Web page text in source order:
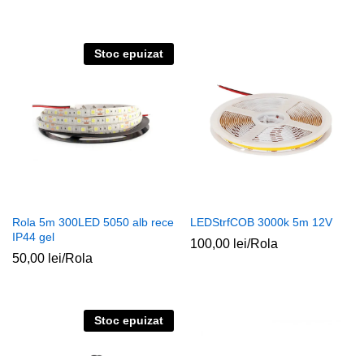
Stoc epuizat
Rola 5m 300LED 5050 alb rece
IP44 gel
50,00 lei/Rola
LEDStrfCOB 3000k 5m 12V
100,00 lei/Rola
Stoc epuizat